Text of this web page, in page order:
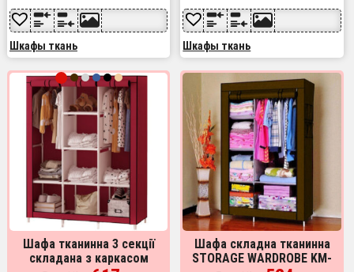
Шкафы ткань Шкафы ткань
Шафа тканинна 3 секції
складана з каркасом
Шафа складна тканинна
STORAGE WARDROBE KM-